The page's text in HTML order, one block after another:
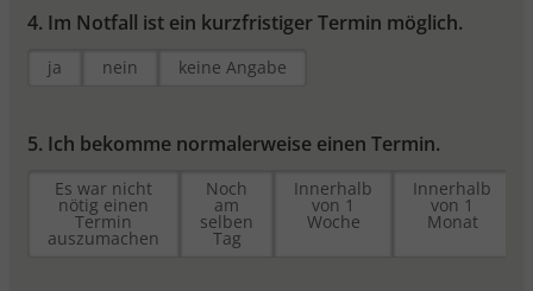
4. Im Notfall ist ein kurzfristiger Termin möglich.
ja nein keine Angabe
5. Ich bekomme normalerweise einen Termin.
Es war nicht
nötig einen
Termin
auszumachen
Noch
am
selben
Tag
Innerhalb
von 1
Woche
Innerhalb
von 1
Monat
speichert nicht-personenbezogene
Informationen, wie z.B. die Anzahl der
Besuche oder Tage seit dem letzten
_pk_ref.*
Dient zum Speicher des Referrers. Das ist
die URL, von der Sie zu unserer Webseite